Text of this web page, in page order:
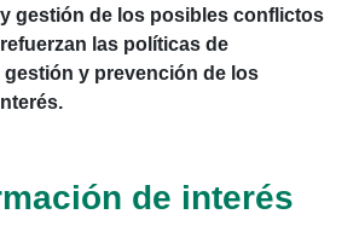
gestión de los posibles conflictos
las políticas de
y prevención de los
de interés